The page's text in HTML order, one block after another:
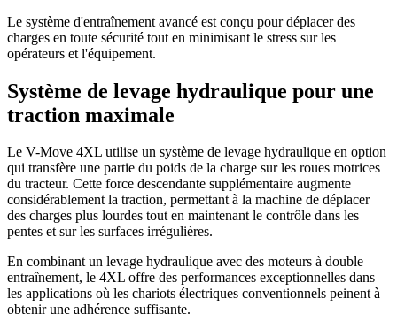
Le système d'entraînement avancé est conçu pour déplacer des
charges en toute sécurité tout en minimisant le stress sur les
opérateurs et l'équipement.
Système de levage hydraulique pour une
traction maximale
Le V-Move 4XL utilise un système de levage hydraulique en option
qui transfère une partie du poids de la charge sur les roues motrices
du tracteur. Cette force descendante supplémentaire augmente
considérablement la traction, permettant à la machine de déplacer
des charges plus lourdes tout en maintenant le contrôle dans les
pentes et sur les surfaces irrégulières.
En combinant un levage hydraulique avec des moteurs à double
entraînement, le 4XL offre des performances exceptionnelles dans
les applications où les chariots électriques conventionnels peinent à
obtenir une adhérence suffisante.